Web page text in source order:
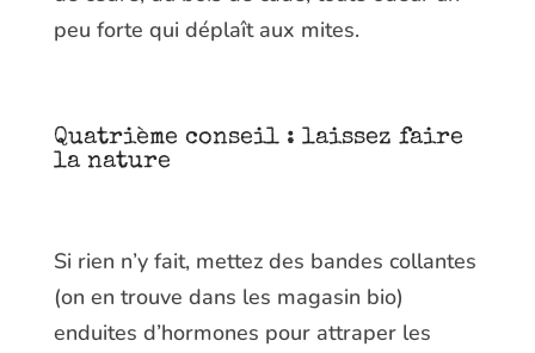
peu forte qui déplaît aux mites.
Quatrième conseil : laissez faire
la nature
Si rien n’y fait, mettez des bandes collantes
(on en trouve dans les magasin bio)
enduites d’hormones pour attraper les